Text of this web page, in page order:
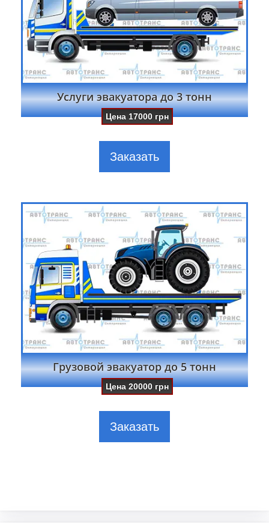
Услуги эвакуатора до 3 тонн
Цена17000 грн
Заказать
Грузовой эвакуатор до 5 тонн
Цена20000 грн
Заказать